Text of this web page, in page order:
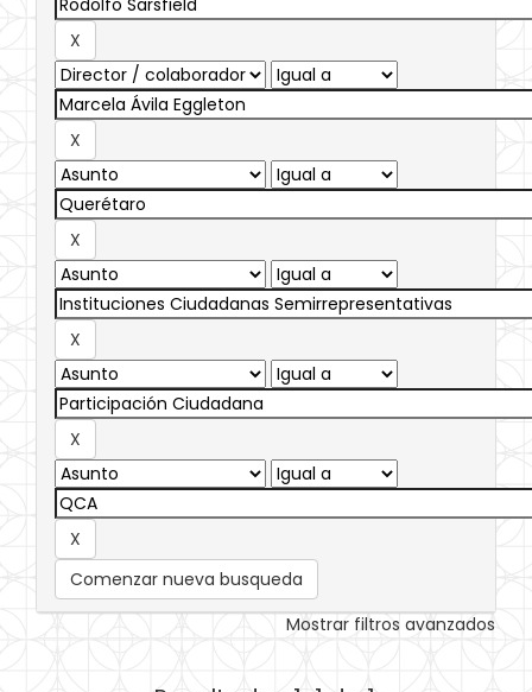
Comenzar nueva busqueda
Mostrar filtros avanzados